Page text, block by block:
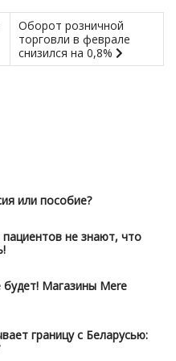
Оборот розничной
торговли в феврале
снизился на 0,8%
или пособие?
не знают, что
Магазины Mere
границу с Беларусью: